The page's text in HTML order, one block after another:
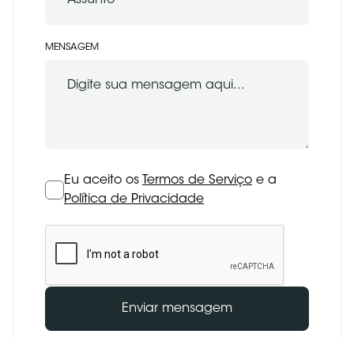
MENSAGEM
Eu aceito os Termos de Serviço e a
Política de Privacidade
Enviar mensagem